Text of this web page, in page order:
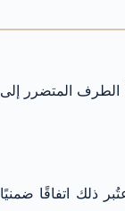
الطرف المتضرر إلى
ذلك اتفاقًا ضمنيًا